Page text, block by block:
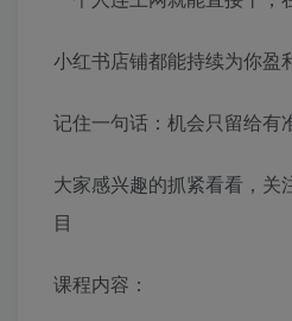
小红书店铺都能持续为你盈
记住一句话：机会只留给有
大家感兴趣的抓紧看看，关
目
课程内容：